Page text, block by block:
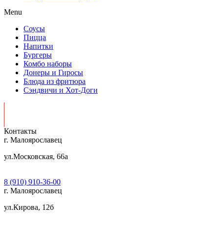
Menu
Соусы
Пицца
Напитки
Бургеры
Комбо наборы
Донеры и Гиросы
Блюда из фритюра
Сэндвичи и Хот-Доги
Контакты
г. Малоярославец
ул.Московская, 66а
8 (910) 910-36-00
г. Малоярославец
ул.Кирова, 12б